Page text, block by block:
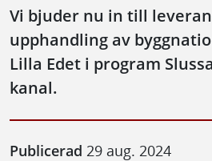
Vi bjuder nu in till
upphandling av
Lilla Edet i program
kanal.
Publicerad 29 aug. 2024